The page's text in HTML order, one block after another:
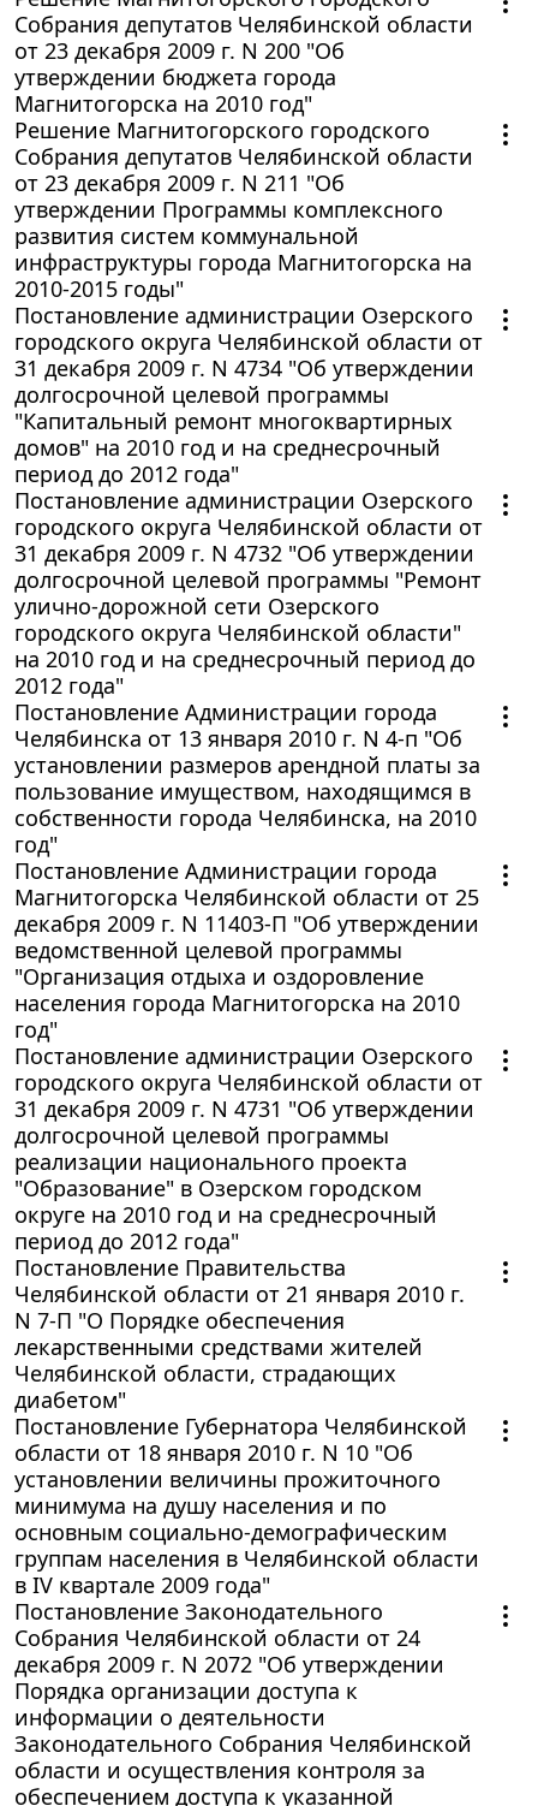
Собрания депутатов Челябинской области
от 23 декабря 2009 г. N 200 "Об
утверждении бюджета города
Магнитогорска на 2010 год"
Решение Магнитогорского городского
Собрания депутатов Челябинской области
от 23 декабря 2009 г. N 211 "Об
утверждении Программы комплексного
развития систем коммунальной
инфраструктуры города Магнитогорска на
2010-2015 годы"
Постановление администрации Озерского
городского округа Челябинской области от
31 декабря 2009 г. N 4734 "Об утверждении
долгосрочной целевой программы
"Капитальный ремонт многоквартирных
домов" на 2010 год и на среднесрочный
период до 2012 года"
Постановление администрации Озерского
городского округа Челябинской области от
31 декабря 2009 г. N 4732 "Об утверждении
долгосрочной целевой программы "Ремонт
улично-дорожной сети Озерского
городского округа Челябинской области"
на 2010 год и на среднесрочный период до
2012 года"
Постановление Администрации города
Челябинска от 13 января 2010 г. N 4-п "Об
установлении размеров арендной платы за
пользование имуществом, находящимся в
собственности города Челябинска, на 2010
год"
Постановление Администрации города
Магнитогорска Челябинской области от 25
декабря 2009 г. N 11403-П "Об утверждении
ведомственной целевой программы
"Организация отдыха и оздоровление
населения города Магнитогорска на 2010
год"
Постановление администрации Озерского
городского округа Челябинской области от
31 декабря 2009 г. N 4731 "Об утверждении
долгосрочной целевой программы
реализации национального проекта
"Образование" в Озерском городском
округе на 2010 год и на среднесрочный
период до 2012 года"
Постановление Правительства
Челябинской области от 21 января 2010 г.
N 7-П "О Порядке обеспечения
лекарственными средствами жителей
Челябинской области, страдающих
диабетом"
Постановление Губернатора Челябинской
области от 18 января 2010 г. N 10 "Об
установлении величины прожиточного
минимума на душу населения и по
основным социально-демографическим
группам населения в Челябинской области
в IV квартале 2009 года"
Постановление Законодательного
Собрания Челябинской области от 24
декабря 2009 г. N 2072 "Об утверждении
Порядка организации доступа к
информации о деятельности
Законодательного Собрания Челябинской
области и осуществления контроля за
обеспечением доступа к указанной